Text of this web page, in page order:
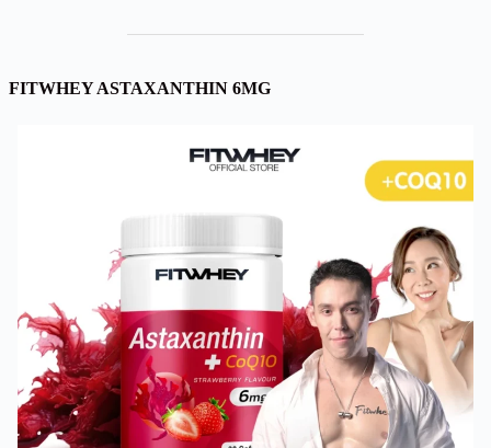
FITWHEY ASTAXANTHIN 6MG